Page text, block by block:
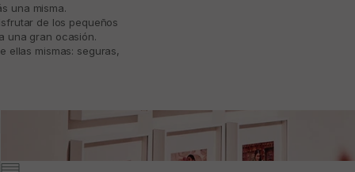
una misma.
de los pequeños
una gran ocasión.
ellas mismas: seguras,